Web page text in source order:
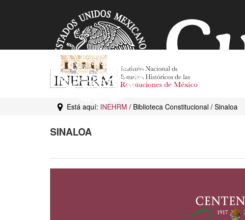
Está aquí: INEHRM / Biblioteca Constitucional / Sinaloa
SINALOA